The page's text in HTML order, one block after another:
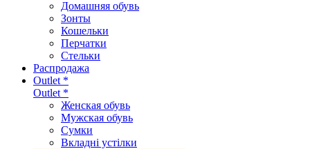
Домашняя обувь
Зонты
Кошельки
Перчатки
Стельки
Распродажа
Outlet *
Outlet *
Женская обувь
Мужская обувь
Сумки
Вкладні устілки